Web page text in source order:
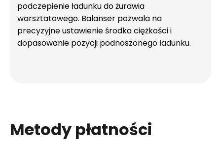
podczepienie ładunku do żurawia
warsztatowego. Balanser pozwala na
precyzyjne ustawienie środka ciężkości i
dopasowanie pozycji podnoszonego ładunku.
Metody płatności